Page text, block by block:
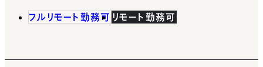
フルリモート勤務可 リモート勤務可